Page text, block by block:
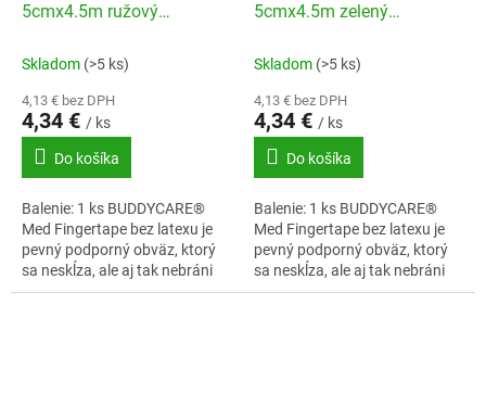
5cmx4.5m ružový
Skladom (>5 ks)
4,13 € bez DPH
4,34 € / ks
Do košíka
Balenie: 1 ks BUDDYCARE®
Med Fingertape bez latexu je
pevný podporný obväz, ktorý
sa neskĺza, ale aj tak nebráni
prekrveniu.
5cmx4.5m zelený
Skladom (>5 ks)
4,13 € bez DPH
4,34 € / ks
Do košíka
Balenie: 1 ks BUDDYCARE®
Med Fingertape bez latexu je
pevný podporný obväz, ktorý
sa neskĺza, ale aj tak nebráni
prekrveniu.